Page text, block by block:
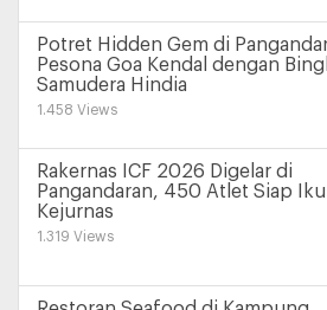
Potret Hidden Gem di
Pesona Goa Kendal dengan
Samudera Hindia
1.458 Views
Rakernas ICF 2026 Digelar di
Pangandaran, 450 Atlet Siap
Kejurnas
1.319 Views